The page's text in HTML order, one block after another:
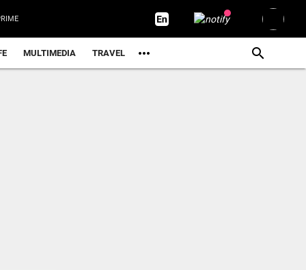
പൊലീസിന്റെ കണ്ണ് തള്ളി; ഒരു സ്കൂട്ടറിന് 96 ചലാനുകൾ, പിഴയടക്കേണ്ടത് 10...
മുഖ്യമന്ത്രിയുടെ പരാമർശം വേദനിപ്പിച്ചു, മാപ്പ് പറയണം - വിഴിഞ്ഞത്ത്...
MULTIMEDIA TRAVEL